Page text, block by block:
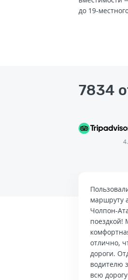
до 19-
7834
маршруту
Чолпон-
поездкой!
отлично,
дороги.
водителю
всю